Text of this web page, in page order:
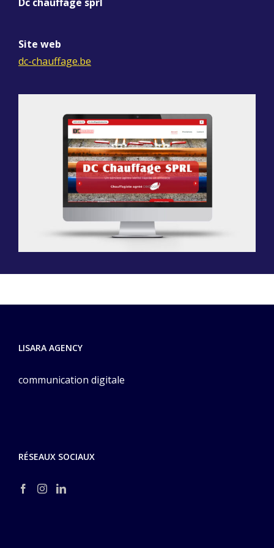
Site web
dc-chauffage.be
LISARA AGENCY
communication digitale
RÉSEAUX SOCIAUX